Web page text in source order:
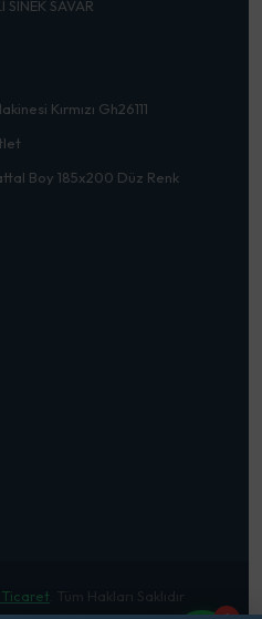
SINEK SAVAR
Kırmızı Gh26111
Boy 185x200 Düz Renk
. Tüm Hakları Saklıdır